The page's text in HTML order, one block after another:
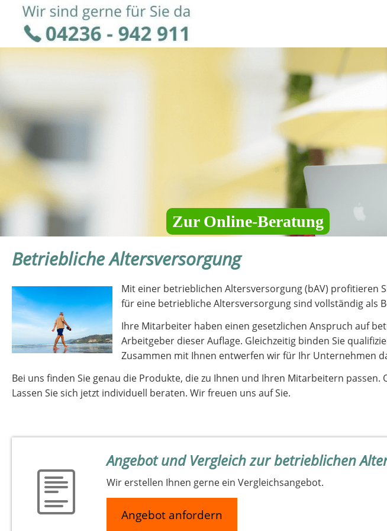
Zur Online-Beratung
Betriebliche Altersversorgung
Mit einer betrieblichen Altersversorgung (bAV) profitieren
für eine betriebliche Altersversorgung sind vollständig als
Ihre Mitarbeiter haben einen gesetzlichen Anspruch auf
Arbeitgeber dieser Auflage. Gleichzeitig binden Sie
Zusammen mit Ihnen entwerfen wir für Ihr Unternehmen
Bei uns finden Sie genau die Produkte, die zu Ihnen und Ihren Mitarbeitern
Lassen Sie sich jetzt individuell beraten. Wir freuen uns auf Sie.
Angebot und Vergleich zur betrieblichen
Wir erstellen Ihnen gerne ein Vergleichsangebot.
Angebot anfordern